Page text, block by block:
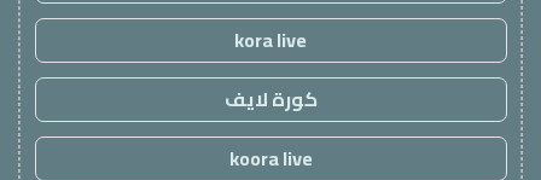
kora live
كورة لايف
koora live